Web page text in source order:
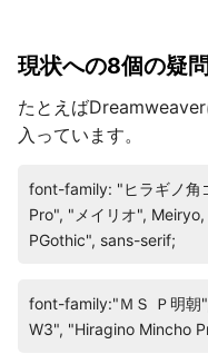
現状への8個の疑
たとえば
入っています。
font-family: "ヒラギノ角
Pro", "メイリオ",
PGothic", sans-serif;
font-family:"ＭＳ Ｐ明朝
W3", "Hiragino Mincho